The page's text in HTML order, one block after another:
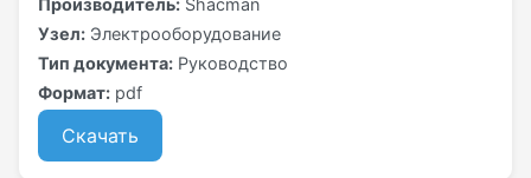
Производитель: Shacman
Узел: Электрооборудование
Тип документа: Руководство
Формат: pdf
Скачать